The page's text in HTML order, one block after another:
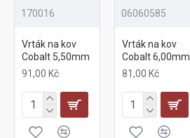
170016
Vrták na kov
Cobalt 5,50mm
91,00 Kč
06060585
Vrták na kov
Cobalt 6,00mm
81,00 Kč